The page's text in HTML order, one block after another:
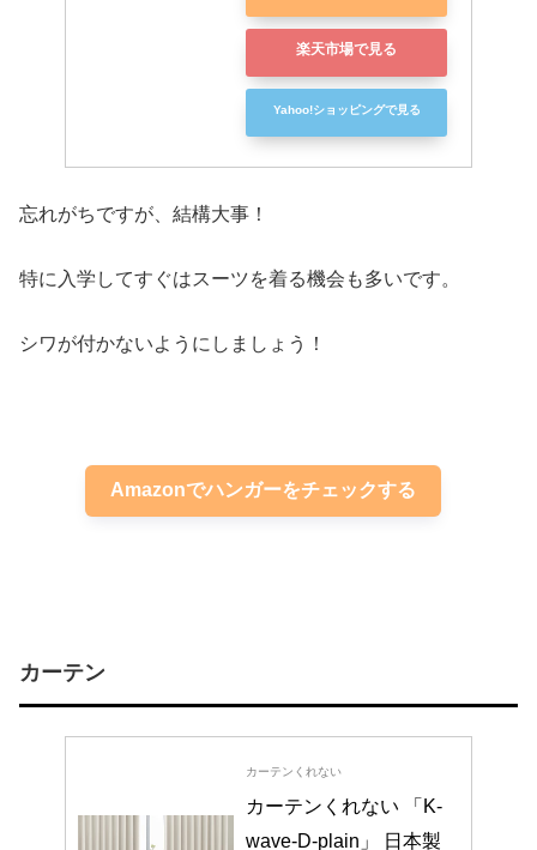
楽天市場で見る
Yahoo!ショッピングで見る
忘れがちですが、結構大事！
特に入学してすぐはスーツを着る機会も多いです。
シワが付かないようにしましょう！
Amazonでハンガーをチェックする
カーテン
カーテンくれない
カーテンくれない 「K-
wave-D-plain」 日本製